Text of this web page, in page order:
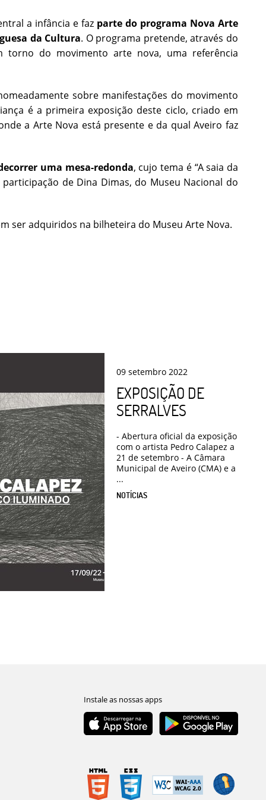
a infância e faz parte do programa Nova Arte
da Cultura. O programa pretende, através do
torno do movimento arte nova, uma referência
sobre manifestações do movimento
é a primeira exposição deste ciclo, criado em
a Arte Nova está presente e da qual Aveiro faz
uma mesa-redonda, cujo tema é “A saia da
de Dina Dimas, do Museu Nacional do
ser adquiridos na bilheteira do Museu Arte Nova.
09 setembro 2022
EXPOSIÇÃO DE
SERRALVES
- Abertura oficial da exposição
com o artista Pedro Calapez a
21 de setembro - A Câmara
Municipal de Aveiro (CMA) e a
...
NOTÍCIAS